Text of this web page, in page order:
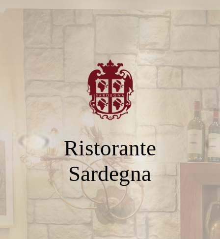
Ristorante
Sardegna